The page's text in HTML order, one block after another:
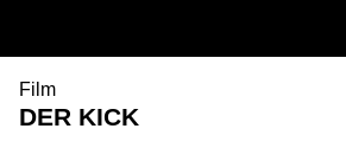
Film
DER KICK